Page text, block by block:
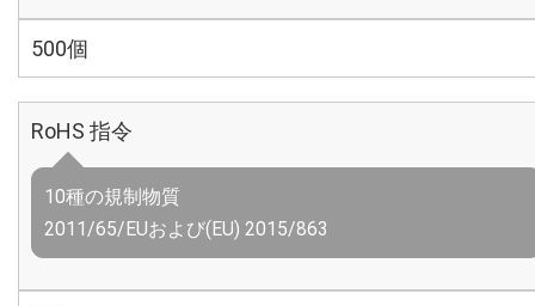
500個
RoHS 指令
10種の規制物質
2011/65/EUおよび(EU) 2015/863